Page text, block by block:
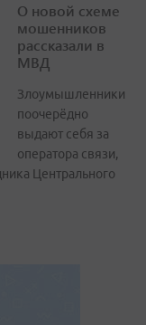
О новой схеме
мошенников
рассказали в
МВД
Злоумышленники
поочерёдно
выдают себя за
оператора связи,
Центрального